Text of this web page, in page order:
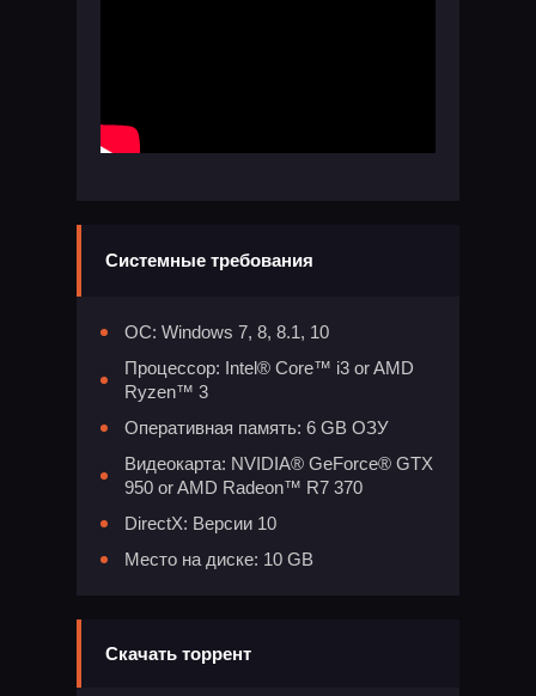
Системные требования
ОС: Windows 7, 8, 8.1, 10
Процессор: Intel® Core™ i3 or AMD
Ryzen™ 3
Оперативная память: 6 GB ОЗУ
Видеокарта: NVIDIA® GeForce® GTX
950 or AMD Radeon™ R7 370
DirectX: Версии 10
Место на диске: 10 GB
Скачать торрент